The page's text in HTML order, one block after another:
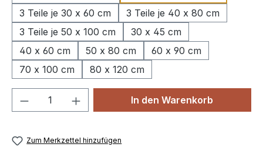
3 Teile je 30 x 60 cm
3 Teile je 40 x 80 cm
3 Teile je 50 x 100 cm
30 x 45 cm
40 x 60 cm
50 x 80 cm
60 x 90 cm
70 x 100 cm
80 x 120 cm
Produkt Anzahl: Gib denIn den Warenkorb
Zum Merkzettel hinzufügen